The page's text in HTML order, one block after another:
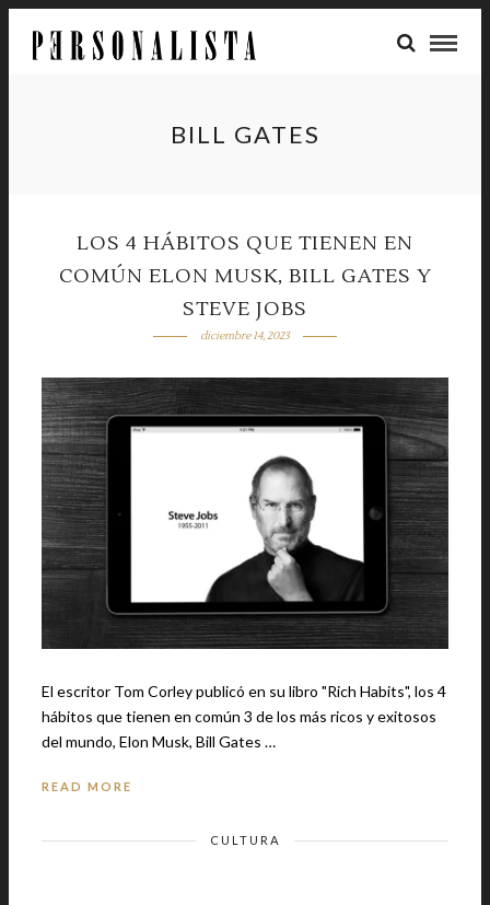
BILL GATES
LOS 4 HÁBITOS QUE TIENEN EN
COMÚN ELON MUSK, BILL GATES Y
STEVE JOBS
diciembre 14, 2023
El escritor Tom Corley publicó en su libro "Rich Habits", los 4
hábitos que tienen en común 3 de los más ricos y exitosos
del mundo, Elon Musk, Bill Gates …
READ MORE
CULTURA